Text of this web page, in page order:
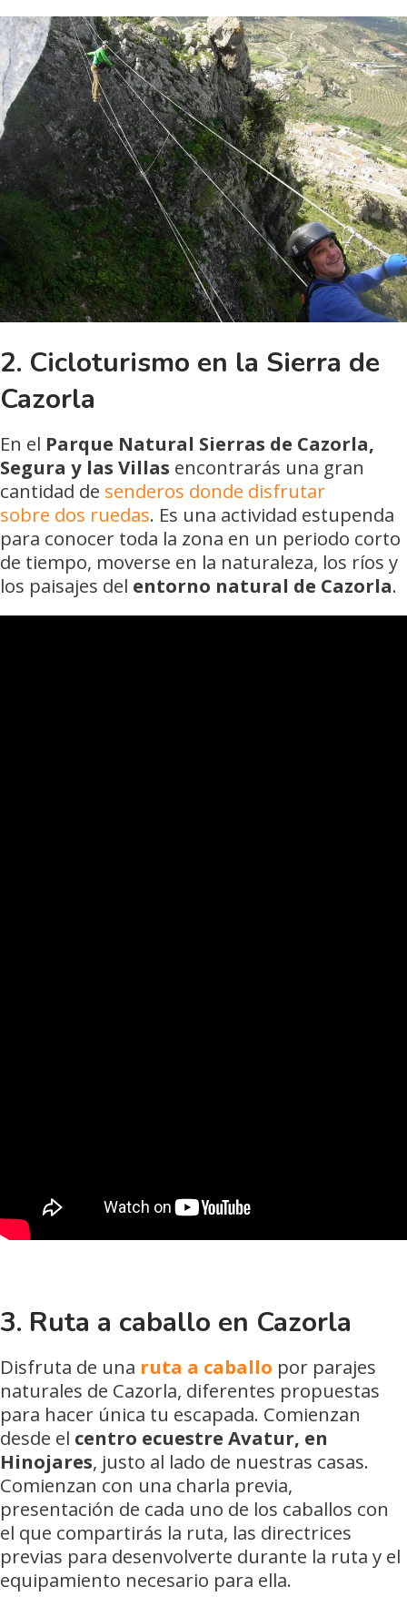
2. Cicloturismo en la Sierra de
Cazorla
En el Parque Natural Sierras de Cazorla,
Segura y las Villas encontrarás una gran
cantidad de senderos donde disfrutar
sobre dos ruedas. Es una actividad estupenda
para conocer toda la zona en un periodo corto
de tiempo, moverse en la naturaleza, los ríos y
los paisajes del entorno natural de Cazorla.
3. Ruta a caballo en Cazorla
Disfruta de una ruta a caballo por parajes
naturales de Cazorla, diferentes propuestas
para hacer única tu escapada. Comienzan
desde el centro ecuestre Avatur, en
Hinojares, justo al lado de nuestras casas.
Comienzan con una charla previa,
presentación de cada uno de los caballos con
el que compartirás la ruta, las directrices
previas para desenvolverte durante la ruta y el
equipamiento necesario para ella.